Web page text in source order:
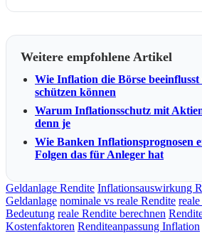
Weitere empfohlene Artikel
Wie Inflation die Börse
schützen können
Warum Inflationsschutz mit
denn je
Wie Banken Inflationsprognosen
Folgen das für Anleger hat
Geldanlage Rendite Inflationsauswirkung
Geldanlage nominale vs reale Rendite
Bedeutung reale Rendite berechnen
Kostenfaktoren Renditeanpassung Inflation